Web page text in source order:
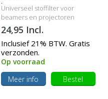
beamers
Universeel stoffilter voor
beamers en projectoren
24,95 Incl.
Inclusief 21% BTW. Gratis
verzonden.
Op voorraad
Meer info
Bestel